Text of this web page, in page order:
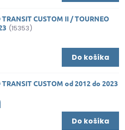
CUSTOM II / TOURNEO
(15353)
Do košíka
CUSTOM od 2012 do 2023
Do košíka